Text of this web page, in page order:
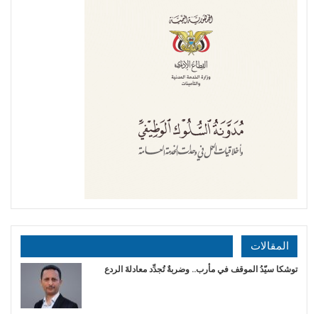
المقالات
توشكا سيّدُ الموقف في مأرب.. وضربةٌ تُجدِّد معادلةَ الردع